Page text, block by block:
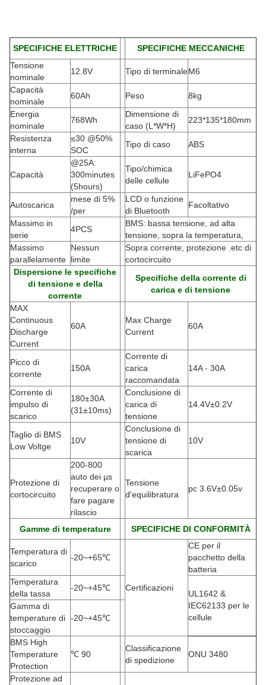
SPECIFICHE ELETTRICHE
SPECIFICHE MECCANICHE
Tensione
nominale
12.8V Tipo di terminaleM6
Capacità
nominale
60Ah Peso
8kg
Energia
nominale
768Wh
Dimensione di
caso (L*W*H)
223*135*180mm
Resistenza
interna
≤30 @50%
SOC
Tipo di caso ABS
Capacità
@25A:
300minutes
(5hours)
Tipo/chimica
delle cellule
LiFePO4
Autoscarica
mese di 5%
/per
LCD o funzione
di Bluetooth
Facoltativo
Massimo in
serie
4PCS
BMS: bassa tensione, ad alta
tensione, sopra la temperatura,
Massimo
parallelamente
Nessun
limite
Sopra corrente, protezione .etc di
cortocircuito
Dispersione le specifiche
di tensione e della
corrente
Specifiche della corrente di
carica e di tensione
MAX
Continuous
Discharge
Current
60A
Max Charge
Current
60A
Picco di
corrente
150A
Corrente di
carica
raccomandata
14A - 30A
Corrente di
impulso di
scarico
180±30A
(31±10ms)
Conclusione di
carica di
tensione
14.4V±0.2V
Taglio di BMS
Low Voltge
10V
Conclusione di
tensione di
scarica
10V
Protezione di
cortocircuito
200-800
auto dei µs
recuperare o
fare pagare
rilascio
Tensione
d'equilibratura
pc 3.6V±0.05v
Gamme di temperature SPECIFICHE DI CONFORMITÀ
Temperatura di
scarico
-20~+65℃
Certificazioni
CE per il
pacchetto della
batteria
Temperatura
della tassa
-20~+45℃
UL1642 &
IEC62133 per le
cellule
Gamma di
temperature di
stoccaggio
-20~+45℃
BMS High
Temperature
Protection
℃ 90
Classificazione
di spedizione
ONU 3480
Protezione ad